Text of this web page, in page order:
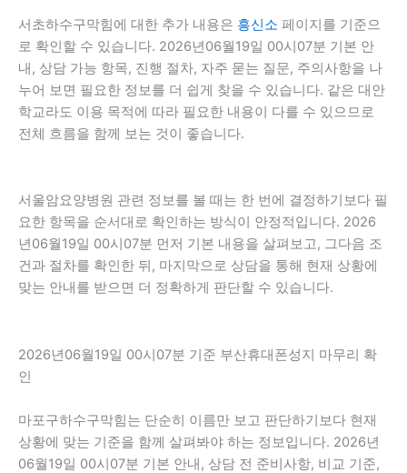
서초하수구막힘에 대한 추가 내용은 흥신소 페이지를 기준으
로 확인할 수 있습니다. 2026년06월19일 00시07분 기본 안
내, 상담 가능 항목, 진행 절차, 자주 묻는 질문, 주의사항을 나
누어 보면 필요한 정보를 더 쉽게 찾을 수 있습니다. 같은 대안
학교라도 이용 목적에 따라 필요한 내용이 다를 수 있으므로
전체 흐름을 함께 보는 것이 좋습니다.
서울암요양병원 관련 정보를 볼 때는 한 번에 결정하기보다 필
요한 항목을 순서대로 확인하는 방식이 안정적입니다. 2026
년06월19일 00시07분 먼저 기본 내용을 살펴보고, 그다음 조
건과 절차를 확인한 뒤, 마지막으로 상담을 통해 현재 상황에
맞는 안내를 받으면 더 정확하게 판단할 수 있습니다.
2026년06월19일 00시07분 기준 부산휴대폰성지 마무리 확
인
마포구하수구막힘는 단순히 이름만 보고 판단하기보다 현재
상황에 맞는 기준을 함께 살펴봐야 하는 정보입니다. 2026년
06월19일 00시07분 기본 안내, 상담 전 준비사항, 비교 기준,